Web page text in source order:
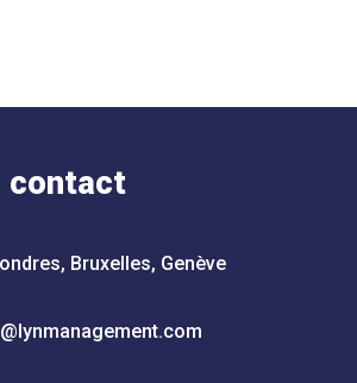
contact
Bruxelles, Genève